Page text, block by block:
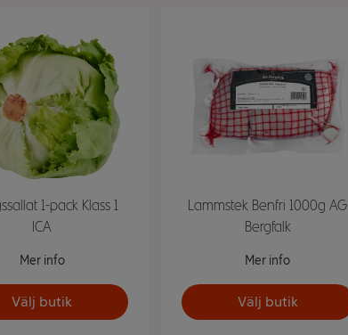
1-pack Klass 1
ICA
Mer info
Välj butik
Lammstek Benfri 1000g AG
Bergfalk
Mer info
Välj butik